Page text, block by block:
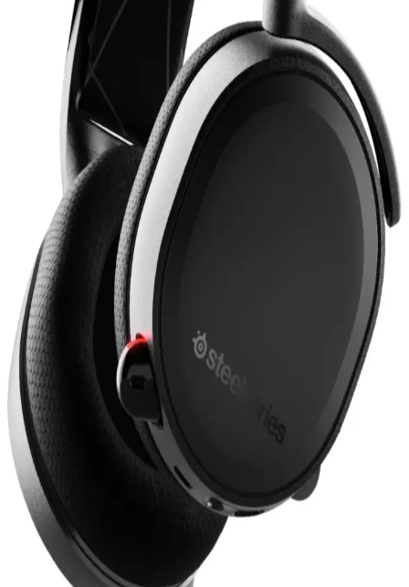
2. nesil AirPods Pro, gelişmiş ses kalitesi, aktif gürültü engelleme ve
uzun pil ömrü ile kablosuz ses deneyimini yeniden tanımlıyor.
Kullanıcı konforu ve teknolojik yeniliklerle öne çıkıyor.
Lenovo Lp1s ve Lp40 Pro Kablosuz Kulaklık
Karşılaştırması: Özellikler ve Kullanıcı Yorumları
Lenovo Lp1s ve Lp40 Pro kablosuz kulaklıkların özellikleri,
kullanıcı yorumları ve karşılaştırmalarıyla ilgili kapsamlı bilgiler
Corsair Void RGB Elite USB Carbon Kulaklık:
Yüksek Ses ve Konfor Sunan Oyun Kulaklığı
Corsair Void RGB Elite USB Carbon, yüksek kaliteli ses, konfor ve
özelleştirilebilir RGB aydınlatma ile oyun ve müzik deneyimini
artıran profesyonel kulaklık. Dayanıklı yapısı ve mikrofon
özellikleriyle öne çıkar.
Kulaklık Yedek Parçaları Seçimi ve Kullanımı:
Kalite ve Uyumun Önemi
Gelişen teknolojiyle kulaklıkların yedek parçaları, performansı
korumak ve ömrü uzatmak için kritik öneme sahiptir. Uygun ve
kaliteli parçalarla kulaklığınızı yenileyin.
SteelSeries Arctis 7: Yüksek Performanslı Kablosuz
Oyun Kulaklığı Özellikleri ve Avantajları
SteelSeries Arctis 7, yüksek kaliteli ses, uzun pil ömrü ve çok
platform uyumluluğu ile öne çıkan kablosuz oyun kulaklığıdır.
Profesyonel ve günlük kullanım için ideal, detaylı ses ve konfor